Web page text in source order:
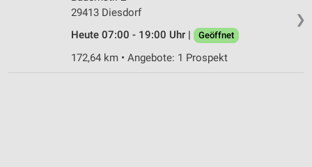
❯
29413 Diesdorf
Heute 07:00 - 19:00 Uhr |
Geöffnet
172,64 km • Angebote: 1 Prospekt